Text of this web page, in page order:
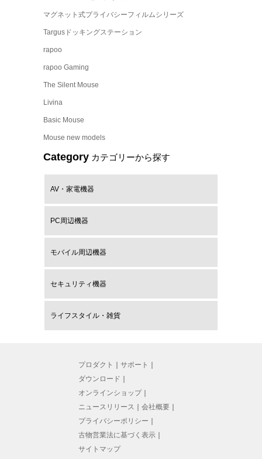
マグネット式プライバシーフィルムシリーズ
Targusドッキングステーション
rapoo
rapoo Gaming
The Silent Mouse
Livina
Basic Mouse
Mouse new models
Category カテゴリーから探す
AV・家電機器
PC周辺機器
モバイル周辺機器
セキュリティ機器
ライフスタイル・雑貨
プロダクト ｜サポート
ダウンロード
オンラインショップ｜
ニュースリリース
｜会社概要
プライバシーポリシー
古物営業法に基づく表示
サイトマップ